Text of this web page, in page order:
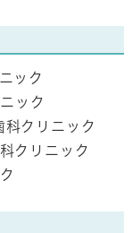
ック
ック
科クリニック
クリニック